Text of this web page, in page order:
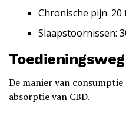
Chronische pijn:
Slaapstoornissen:
Toedieningsweg
De manier van
absorptie van CBD.